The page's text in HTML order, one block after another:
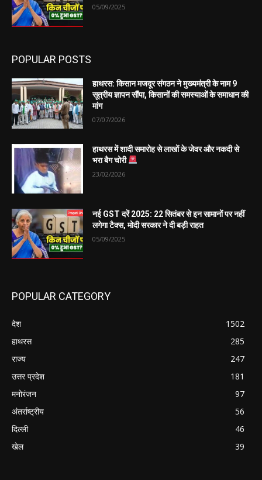
05/09/2025
POPULAR POSTS
हाथरस: किसान मजदूर संगठन ने मुख्यमंत्री के नाम 9
सूत्रीय ज्ञापन सौंपा, किसानों की समस्याओं के समाधान की
मांग
07/07/2026
हाथरस में शादी समारोह से लाखों के जेवर और नकदी से
भरा बैग चोरी
23/02/2026
नई GST दरें 2025: 22 सितंबर से इन सामानों पर नहीं
लगेगा टैक्स, मोदी सरकार ने दी बड़ी राहत
05/09/2025
POPULAR CATEGORY
देश
1502
हाथरस
285
राज्य
247
उत्तर प्रदेश
181
मनोरंजन
97
अंतर्राष्ट्रीय
56
दिल्ली
46
खेल
39